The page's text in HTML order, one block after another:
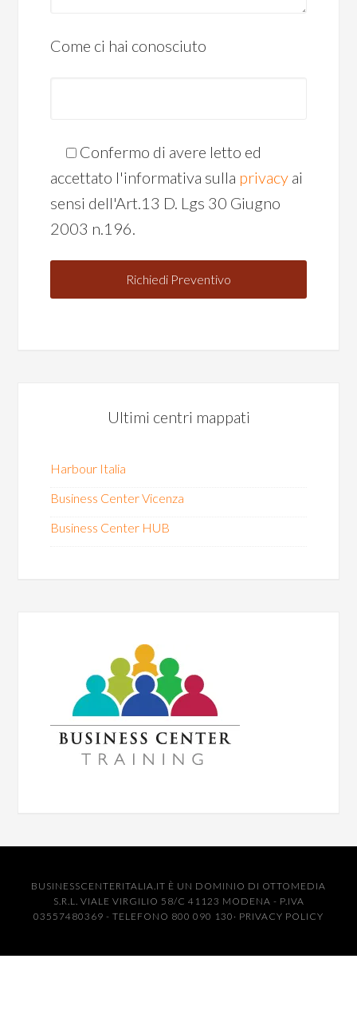
Come ci hai conosciuto
Confermo di avere letto ed
accettato l'informativa sulla privacy ai
sensi dell'Art.13 D. Lgs 30 Giugno
2003 n.196.
Ultimi centri mappati
Harbour Italia
Business Center Vicenza
Business Center HUB
BUSINESSCENTERITALIA.IT È UN DOMINIO DI OTTOMEDIA
S.R.L. VIALE VIRGILIO 58/C 41123 MODENA - P.IVA
03557480369 - TELEFONO 800 090 130· PRIVACY POLICY